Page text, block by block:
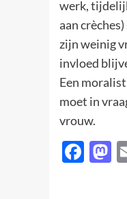
werk,
aan
zijn weinig
invloed
Een
moet in
vrouw.